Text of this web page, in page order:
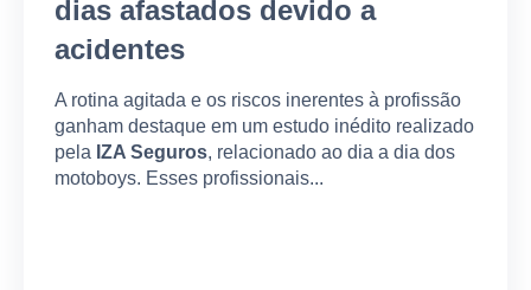
dias afastados devido a
acidentes
A rotina agitada e os riscos inerentes à profissão
ganham destaque em um estudo inédito realizado
pela IZA Seguros, relacionado ao dia a dia dos
motoboys. Esses profissionais...